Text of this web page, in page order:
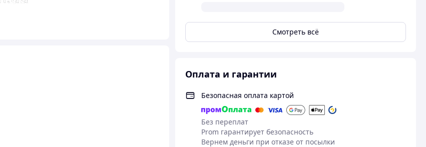
Смотреть всё
Оплата и гарантии
Безопасная оплата картой
Без переплат
Prom гарантирует безопасность
Вернем деньги при отказе от посылки